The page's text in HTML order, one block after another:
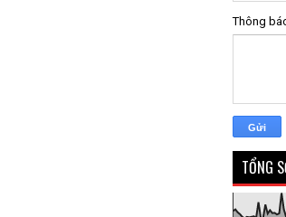
Thông
TỔNG